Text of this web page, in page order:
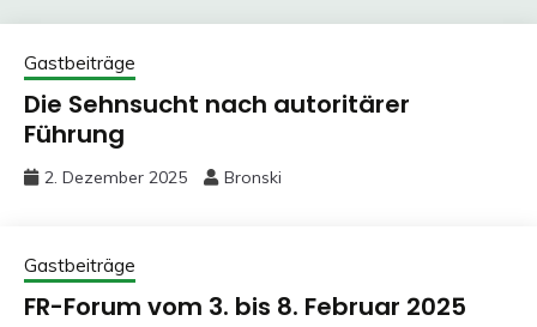
Gastbeiträge
Die Sehnsucht nach autoritärer
Führung
2. Dezember 2025 Bronski
Gastbeiträge
FR-Forum vom 3. bis 8. Februar 2025